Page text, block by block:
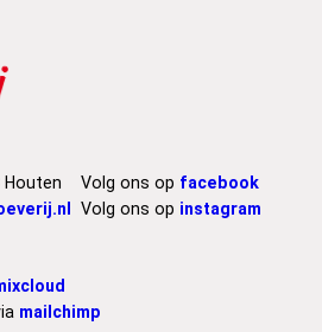
Houten
Volg ons op facebook
Volg ons op instagram
mailchimp